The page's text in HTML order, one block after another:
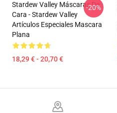
Stardew Valley Máscaras De
Cara - Stardew Valley
Artículos Especiales Mascara
Plana
18,29 € - 20,70 €
-20%